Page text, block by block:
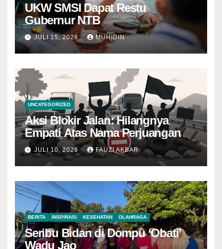
UKW SMSI Dapat Restu
Gubernur NTB
JULI 15, 2026 MUHIDIN
UNCATEGORIZED
Aksi Blokir Jalan: Hilangnya
Empati Atas Nama Perjuangan
JULI 10, 2026 FAUZI AKBAR
BERITA INSPIRASI KESEHATAN OLAHRAGA
Seribu Bidan di Dompu ‘Obati’
Wadu Jao